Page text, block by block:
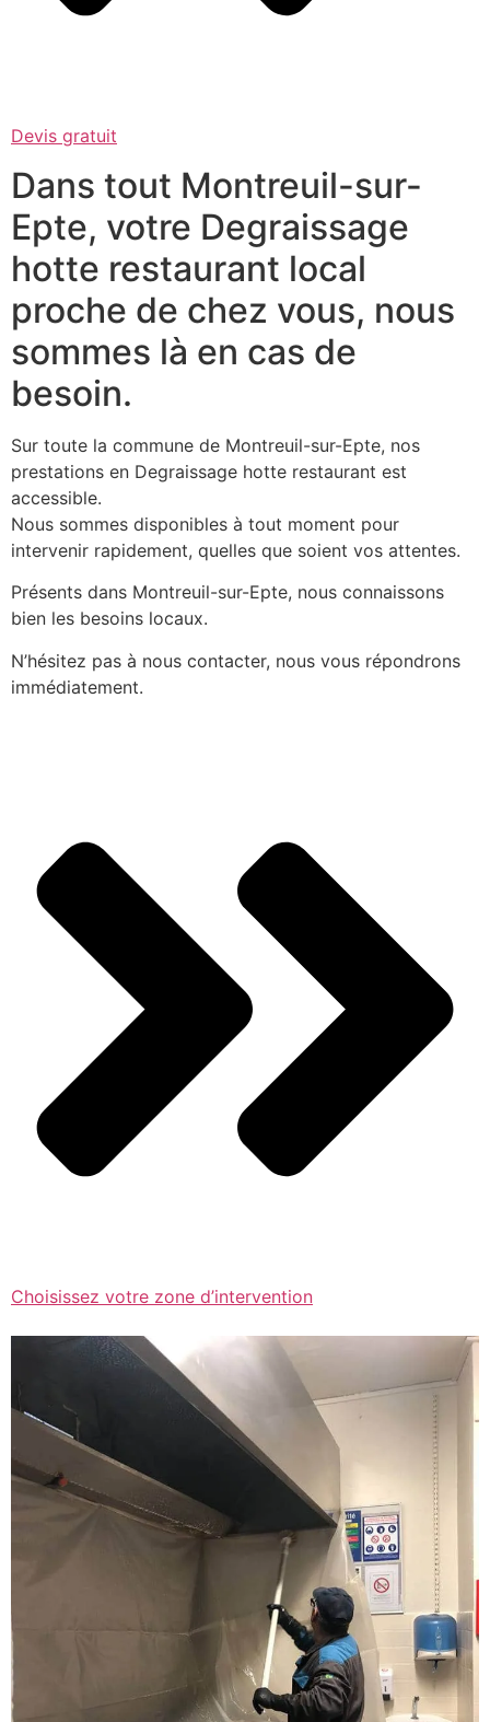
Devis gratuit
Dans tout Montreuil-sur-
Epte, votre Degraissage
hotte restaurant local
proche de chez vous, nous
sommes là en cas de
besoin.
Sur toute la commune de Montreuil-sur-Epte, nos
prestations en Degraissage hotte restaurant est
accessible.
Nous sommes disponibles à tout moment pour
intervenir rapidement, quelles que soient vos attentes.
Présents dans Montreuil-sur-Epte, nous connaissons
bien les besoins locaux.
N’hésitez pas à nous contacter, nous vous répondrons
immédiatement.
Choisissez votre zone d’intervention